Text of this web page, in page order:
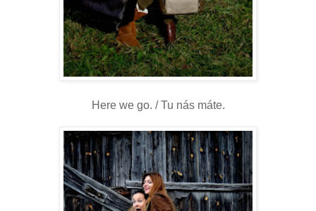
Here we go. / Tu nás máte.